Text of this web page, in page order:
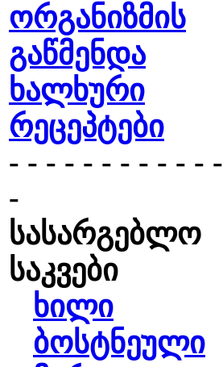
ორგანიზმის
გაწმენდა
ხალხური
რეცეპტები
- - - - - - - - - - - -
-
სასარგებლო
საკვები
ხილი
ბოსტნეული